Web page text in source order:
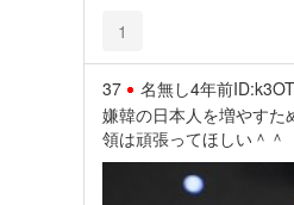
1
37 名無し4年前
嫌韓の日本人を増やすた
領は頑張ってほしい＾＾